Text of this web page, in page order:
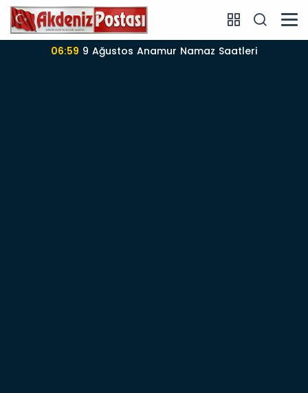
06:57 Anamur’da 09-08-2026 nöbetçi Eczane